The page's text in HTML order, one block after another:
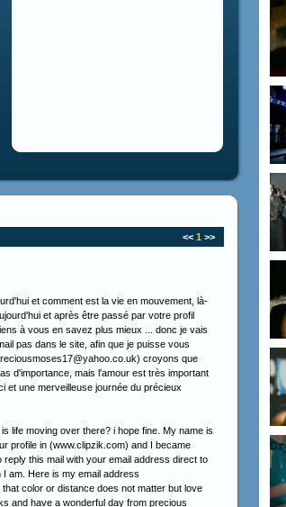
<< 1 >>
et comment est la vie en mouvement, là-
et après être passé par votre profil
à vous en savez plus mieux ... donc je vais
pas dans le site, afin que je puisse vous
croyons que
d'importance, mais l'amour est très important
et une merveilleuse journée du précieux
life moving over there? i hope fine. My name is
profile in (www.clipzik.com) and I became
this mail with your email address direct to
am. Here is my email address
color or distance does not matter but love
and have a wonderful day from precious